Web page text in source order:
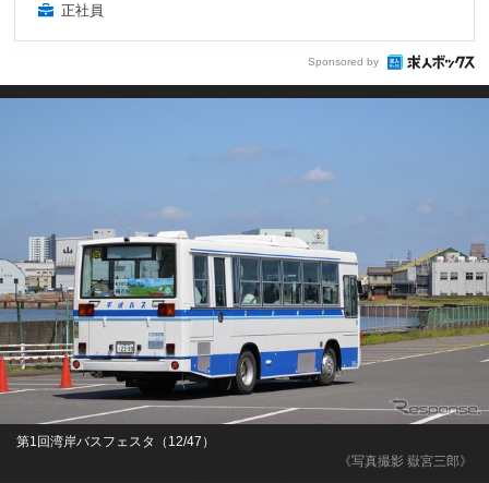
正社員
Sponsored by
《写真撮影 嶽宮三郎》
第1回湾岸バスフェスタ（12/47）